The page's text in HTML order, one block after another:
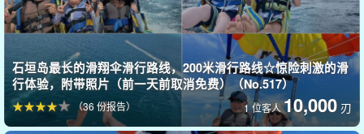
石垣岛最长的滑翔伞滑行路线，200米滑行路线☆惊险刺激的滑
行体验，附带照片（前一天前取消免费）（No.517）
1 位客人10,000 刃
（36 份报告）